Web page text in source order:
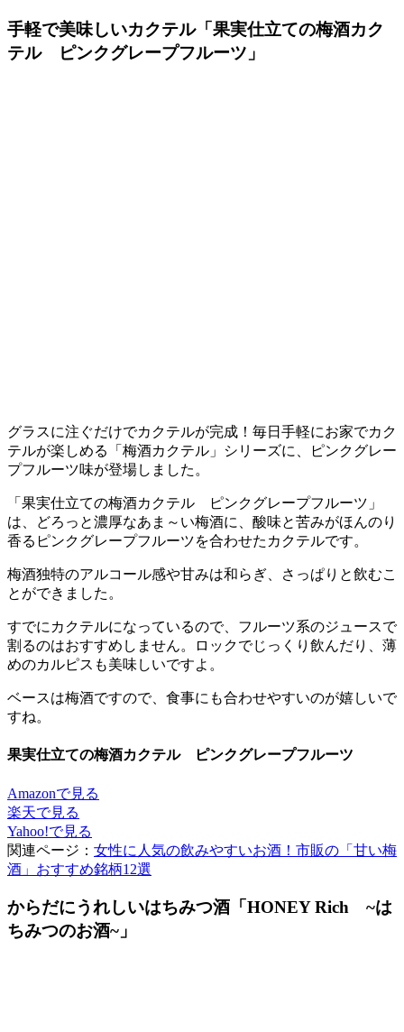
手軽で美味しいカクテル「果実仕立ての梅酒カク
テル ピンクグレープフルーツ」
グラスに注ぐだけでカクテルが完成！毎日手軽にお家でカク
テルが楽しめる「梅酒カクテル」シリーズに、ピンクグレー
プフルーツ味が登場しました。
「果実仕立ての梅酒カクテル ピンクグレープフルーツ」
は、どろっと濃厚なあま～い梅酒に、酸味と苦みがほんのり
香るピンクグレープフルーツを合わせたカクテルです。
梅酒独特のアルコール感や甘みは和らぎ、さっぱりと飲むこ
とができました。
すでにカクテルになっているので、フルーツ系のジュースで
割るのはおすすめしません。ロックでじっくり飲んだり、薄
めのカルピスも美味しいですよ。
ベースは梅酒ですので、食事にも合わせやすいのが嬉しいで
すね。
果実仕立ての梅酒カクテル ピンクグレープフルーツ
Amazonで見る
楽天で見る
Yahoo!で見る
関連ページ： 女性に人気の飲みやすいお酒！市販の「甘い梅
酒」おすすめ銘柄12選
からだにうれしいはちみつ酒「HONEY Rich ~は
ちみつのお酒~」